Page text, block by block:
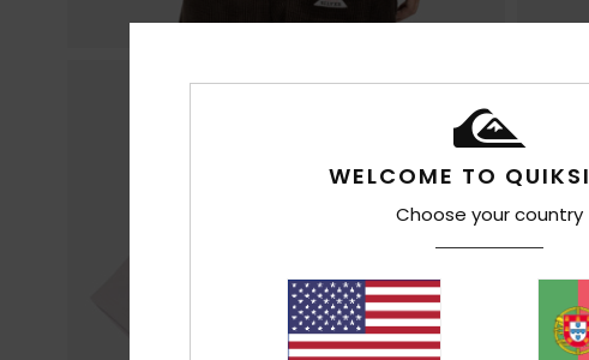
WELCOME TO
Choose your country